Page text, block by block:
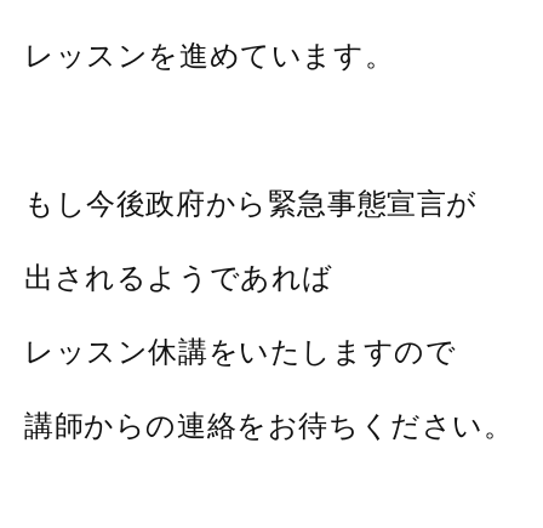
レッスンを進めています。
もし今後政府から緊急事態宣言が
出されるようであれば
レッスン休講をいたしますので
講師からの連絡をお待ちください。